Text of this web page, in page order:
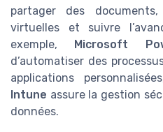
partager des
virtuelles et suivre
exemple, Microsoft
d’automatiser des
applications
Intune assure la gestion
données.